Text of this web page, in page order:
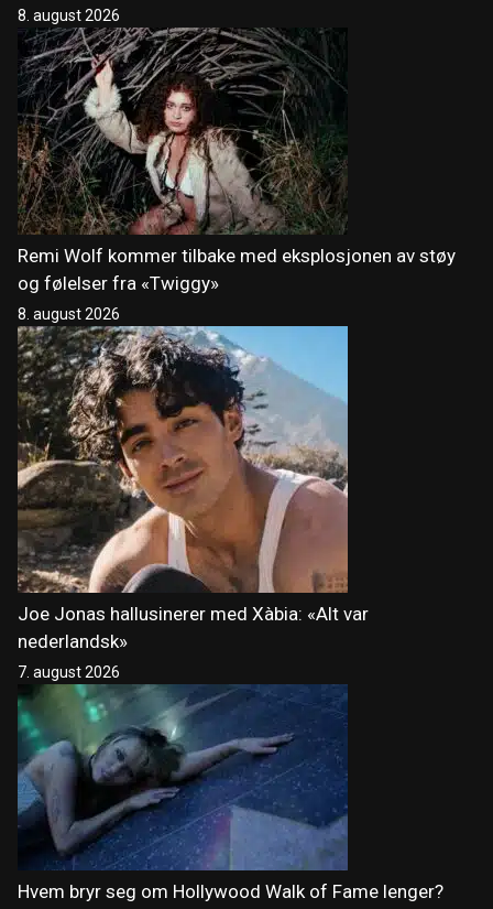
8. august 2026
Remi Wolf kommer tilbake med eksplosjonen av støy
og følelser fra «Twiggy»
8. august 2026
Joe Jonas hallusinerer med Xàbia: «Alt var
nederlandsk»
7. august 2026
Hvem bryr seg om Hollywood Walk of Fame lenger?